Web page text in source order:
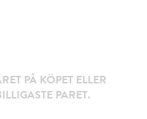
PÅ KÖPET ELLER
PARET.